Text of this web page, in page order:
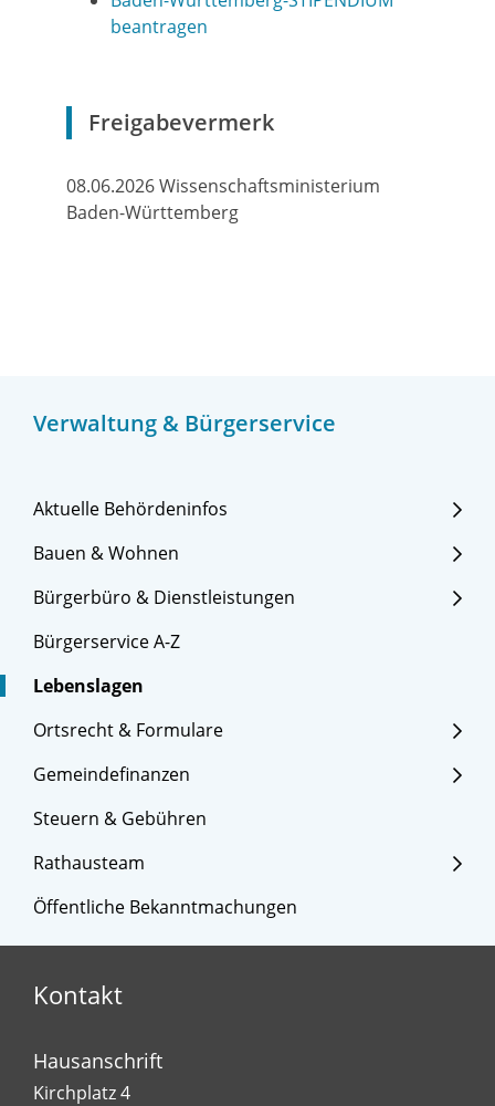
Verwaltung & Bürgerservice
Aktuelle Behördeninfos
Bauen & Wohnen
Bürgerbüro & Dienstleistungen
Bürgerservice A-Z
Lebenslagen
Ortsrecht & Formulare
Gemeindefinanzen
Steuern & Gebühren
Rathausteam
Öffentliche Bekanntmachungen
beantragen
Freigabevermerk
08.06.2026 Wissenschaftsministerium
Baden-Württemberg
Kontakt
Hausanschrift
Kirchplatz 4